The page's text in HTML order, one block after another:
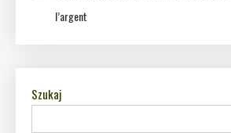
l’argent
Szukaj